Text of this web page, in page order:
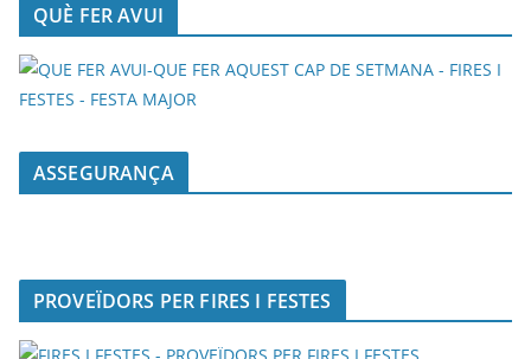
QUÈ FER AVUI
ASSEGURANÇA
PROVEÏDORS PER FIRES I FESTES